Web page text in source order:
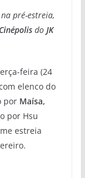
pré-estreia,
Cinépolis do JK
feira (24
elenco do
porMaísa,
por Hsu
estreia